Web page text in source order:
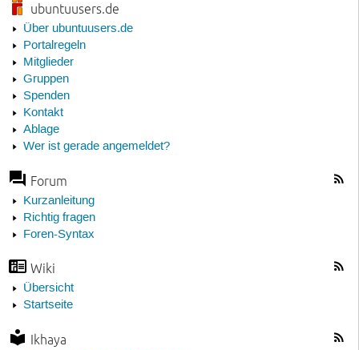
ubuntuusers.de
Über ubuntuusers.de
Portalregeln
Mitglieder
Gruppen
Spenden
Kontakt
Ablage
Wer ist gerade angemeldet?
Forum
Kurzanleitung
Richtig fragen
Foren-Syntax
Wiki
Übersicht
Startseite
Ikhaya